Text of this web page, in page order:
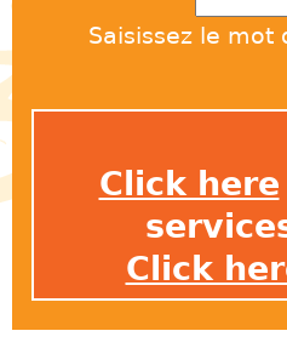
Saisissez le
Click here
Click